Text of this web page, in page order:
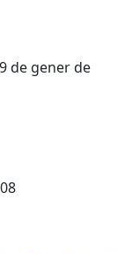
de gener de